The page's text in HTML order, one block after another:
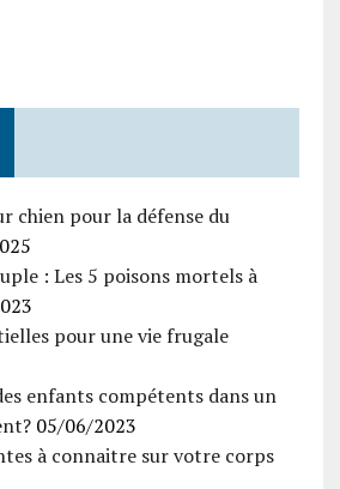
chien pour la défense du
: Les 5 poisons mortels à
pour une vie frugale
enfants compétents dans un
05/06/2023
à connaitre sur votre corps